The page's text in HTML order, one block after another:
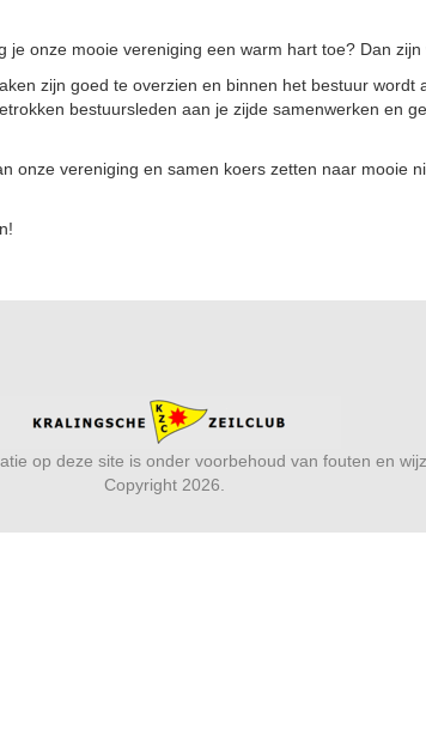
je onze mooie vereniging een warm hart toe? Dan
zijn goed te overzien en binnen het bestuur wordt
bestuursleden aan je zijde samenwerken en
onze vereniging en samen koers zetten naar mooie
op deze site is onder voorbehoud van fouten en
Copyright 2026.